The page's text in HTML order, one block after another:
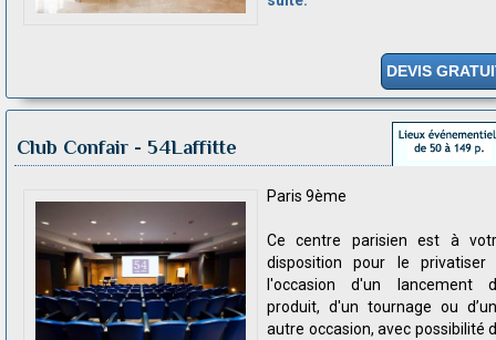
DEVIS
Club Confair - 54Laffitte
Paris 9ème
Ce centre parisien est à
disposition pour le privatiser
l'occasion d'un lancement
produit, d'un tournage ou
autre occasion, avec possibilité